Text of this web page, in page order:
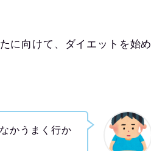
に向けて、ダイエットを始め
かうまく行か